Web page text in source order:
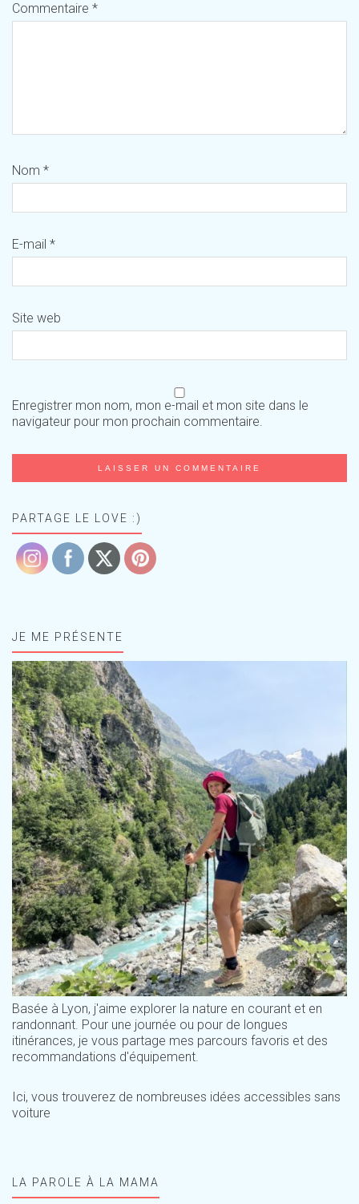
Commentaire *
Nom *
E-mail *
Site web
Enregistrer mon nom, mon e-mail et mon site dans le
navigateur pour mon prochain commentaire.
PARTAGE LE LOVE :)
JE ME PRÉSENTE
Basée à Lyon, j'aime explorer la nature en courant et en
randonnant. Pour une journée ou pour de longues
itinérances, je vous partage mes parcours favoris et des
recommandations d'équipement.
Ici, vous trouverez de nombreuses idées accessibles sans
voiture
LA PAROLE À LA MAMA